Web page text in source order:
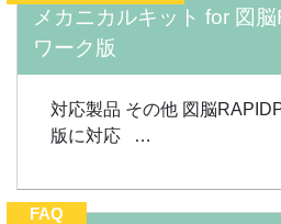
メカニカルキット for 図
ワーク版
対応製品 その他 図脳
版に対応 …
FAQ